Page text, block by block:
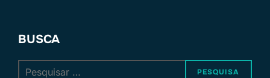
BUSCA
PESQUISA